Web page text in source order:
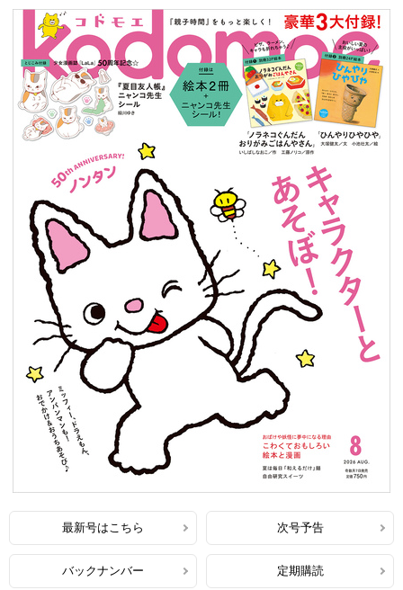
最新号はこちら 次号予告
バックナンバー 定期購読